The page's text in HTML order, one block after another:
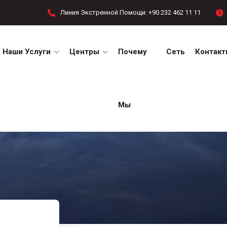
Линия Экстренной Помощи: +90 232 462 11 11
Наши Услуги Центры Почему
Мы
Сеть